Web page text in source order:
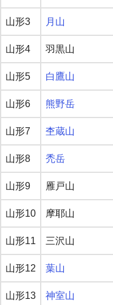
山形3 月山
山形4 羽黒山
山形5 白鷹山
山形6 熊野岳
山形7 杢蔵山
山形8 禿岳
山形9 雁戸山
山形10 摩耶山
山形11 三沢山
山形12 葉山
山形13 神室山